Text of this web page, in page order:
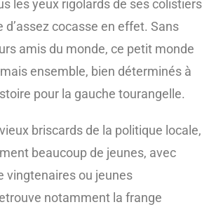
les yeux rigolards de ses colistiers
d’assez cocasse en effet. Sans
amis du monde, ce petit monde
ensemble, bien déterminés à
pour la gauche tourangelle.
briscards de la politique locale,
beaucoup de jeunes, avec
vingtenaires ou jeunes
notamment la frange